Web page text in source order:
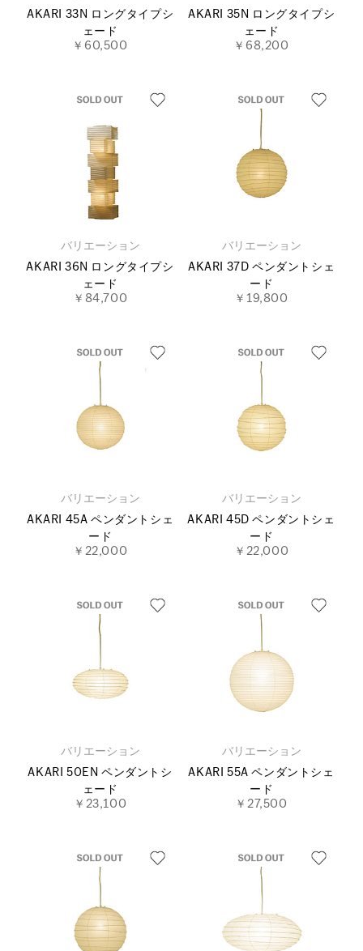
AKARI 33N ロングタイプシ
ェード
￥60,500
AKARI 35N ロングタイプシ
ェード
￥68,200
バリエーション
AKARI 36N ロングタイプシ
ェード
￥84,700
バリエーション
AKARI 37D ペンダントシェ
ード
￥19,800
バリエーション
AKARI 45A ペンダントシェ
ード
￥22,000
バリエーション
AKARI 45D ペンダントシェ
ード
￥22,000
バリエーション
AKARI 50EN ペンダントシ
ェード
￥23,100
バリエーション
AKARI 55A ペンダントシェ
ード
￥27,500